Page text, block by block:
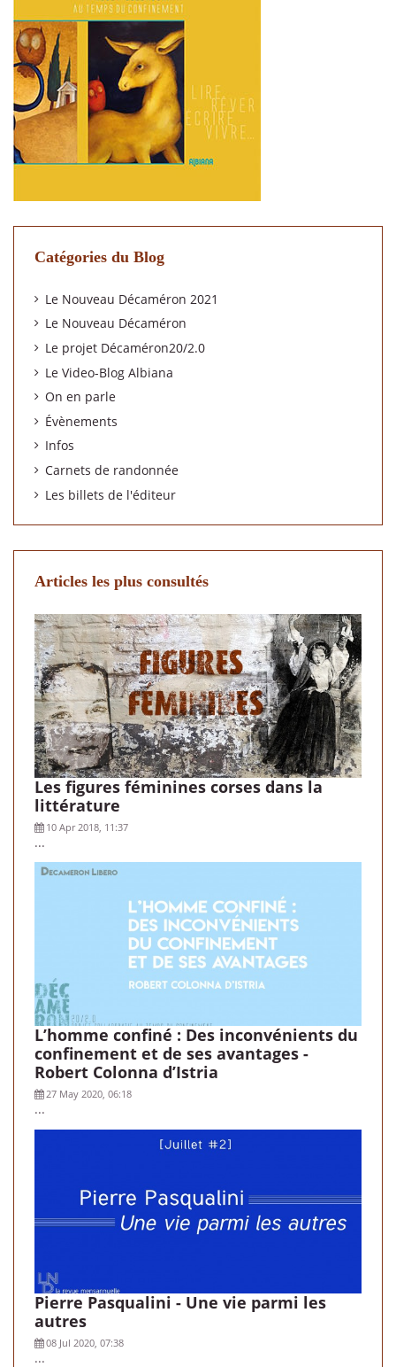
Catégories du Blog
Le Nouveau Décaméron 2021
Le Nouveau Décaméron
Le projet Décaméron20/2.0
Le Video-Blog Albiana
On en parle
Évènements
Infos
Carnets de randonnée
Les billets de l'éditeur
Articles les plus consultés
Les figures féminines corses dans la
littérature
10 Apr 2018, 11:37
...
L’homme confiné : Des inconvénients du
confinement et de ses avantages -
Robert Colonna d’Istria
27 May 2020, 06:18
...
Pierre Pasqualini - Une vie parmi les
autres
08 Jul 2020, 07:38
...